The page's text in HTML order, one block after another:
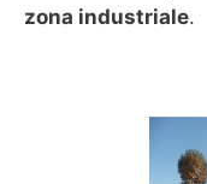
zona industriale.